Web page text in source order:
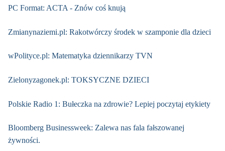
PC Format: ACTA - Znów coś knują
Zmianynaziemi.pl: Rakotwórczy środek w szamponie dla dzieci
wPolityce.pl: Matematyka dziennikarzy TVN
Zielonyzagonek.pl: TOKSYCZNE DZIECI
Polskie Radio 1: Bułeczka na zdrowie? Lepiej poczytaj etykiety
Bloomberg Businessweek: Zalewa nas fala fałszowanej
żywności.